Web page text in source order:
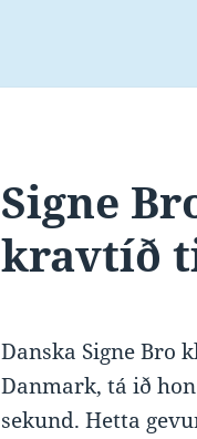
Signe
kravtíð
Danska Signe
Danmark, tá ið
sekund. Hetta